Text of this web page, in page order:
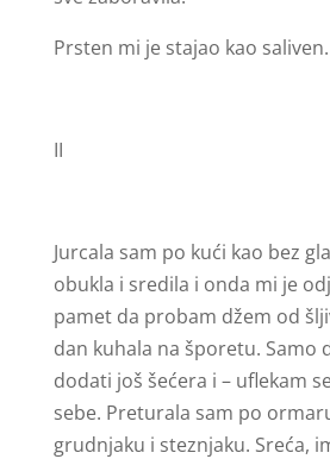
Prsten mi je stajao kao saliven.
II
Jurcala sam po kući kao bez
obukla i sredila i onda mi je
pamet da probam džem od
dan kuhala na šporetu. Samo
dodati još šećera i – uflekam
sebe. Preturala sam po
grudnjaku i steznjaku. Sreća,